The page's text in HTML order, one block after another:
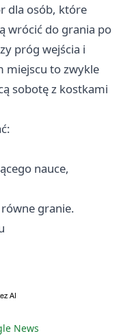
dla osób, które
wrócić do grania po
próg wejścia i
miejscu to zwykle
sobotę z kostkami
nauce,
granie.
News